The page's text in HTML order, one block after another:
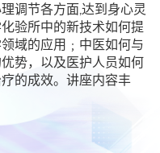
调节各方面,达到身心灵
验所中的新技术如何提
域的应用﹔中医如何与
势，以及医护人员如何
的成效。讲座内容丰